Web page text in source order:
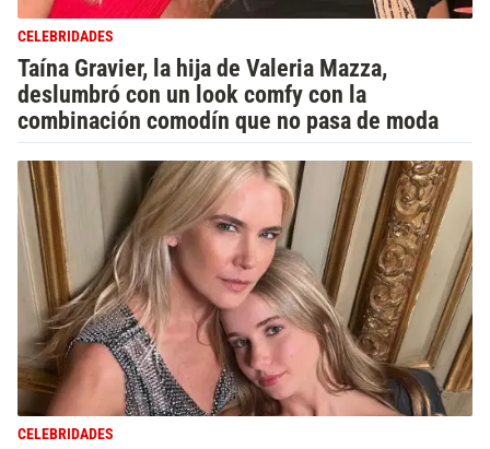
CELEBRIDADES
Taína Gravier, la hija de Valeria Mazza,
deslumbró con un look comfy con la
combinación comodín que no pasa de moda
CELEBRIDADES